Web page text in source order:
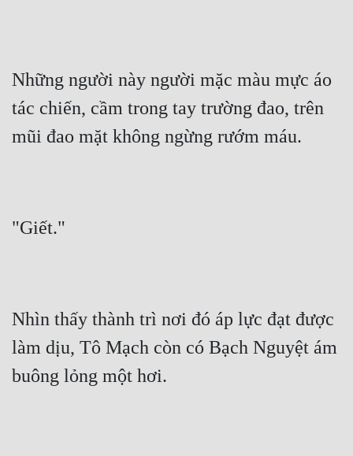
Những người này người mặc màu mực áo
tác chiến, cầm trong tay trường đao, trên
mũi đao mặt không ngừng rướm máu.
"Giết."
Nhìn thấy thành trì nơi đó áp lực đạt được
làm dịu, Tô Mạch còn có Bạch Nguyệt ám
buông lỏng một hơi.